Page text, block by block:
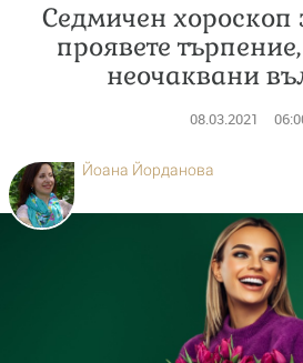
Седмичен хороскоп
проявете
неочаквани
08.03.2021
Йоана Йорданова